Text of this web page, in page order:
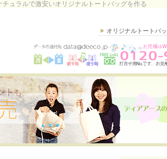
ュラルで激安いオリジナルトートバッグを作る
オリジナルトートバ